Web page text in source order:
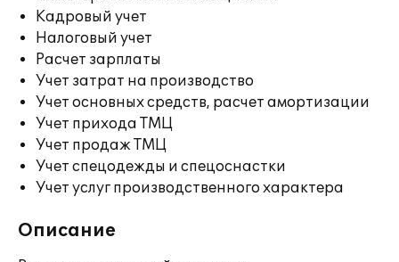
Кадровый учет
Налоговый учет
Расчет зарплаты
Учет затрат на производство
Учет основных средств, расчет амортизации
Учет прихода ТМЦ
Учет продаж ТМЦ
Учет спецодежды и спецоснастки
Учет услуг производственного характера
Описание